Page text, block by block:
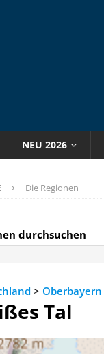
NEU 2026
Die Regionen
durchsuchen
> Oberbayern
Tal